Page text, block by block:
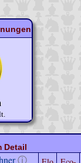
Detail
ⓘ